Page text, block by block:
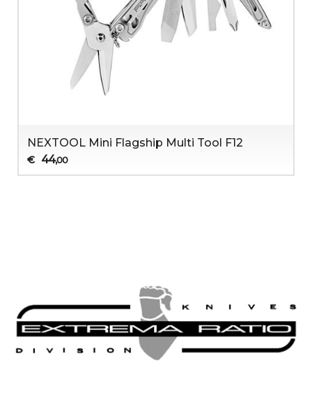
NEXTOOL Mini Flagship Multi Tool F12
€ 44,00